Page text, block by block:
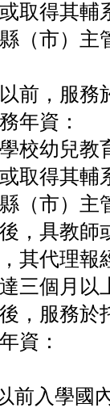
取得其輔
（市）
前，服務
年資：
校幼兒
取得其輔
（市）主
，具教師
其代理報
三個月以
，服務於
資：
前入學國